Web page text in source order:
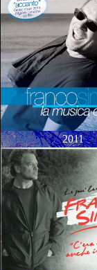
2011